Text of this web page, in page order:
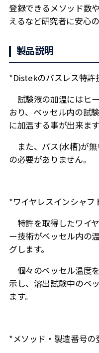
登録できるメソッド数
えるなど研究者に安心の
製品説明
*Distekのバスレス特許
試験液の加温にはヒ
おり、ベッセル内の試
に加温する事が出来ます
また、バス(水槽)が
の必要がありません。
*ワイヤレスインシャ
特許を取得したワイ
ー技術がベッセル内の
グします。
個々のベッセル温度
示し、溶出試験中のベ
ます。
*メソッド・製造番号の